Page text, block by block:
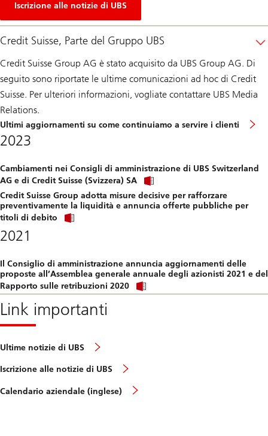
Iscrizione alle notizie di UBS
Credit Suisse, Parte del Gruppo UBS
Credit Suisse Group AG è stato acquisito da UBS Group AG. Di
seguito sono riportate le ultime comunicazioni ad hoc di Credit
Suisse. Per ulteriori informazioni, vogliate contattare UBS Media
Relations.
Ultimi aggiornamenti su come continuiamo a servire i clienti
2023
Cambiamenti nei Consigli di amministrazione di UBS Switzerland
AG e di Credit Suisse (Svizzera) SA
to
download
Credit Suisse Group adotta misure decisive per rafforzare
preventivamente la liquidità e annuncia offerte pubbliche per
titoli di debito
2021
Il Consiglio di amministrazione annuncia aggiornamenti delle
proposte all’Assemblea generale annuale degli azionisti 2021 e del
Rapporto sulle retribuzioni 2020
link
Link importanti
Ultime notizie di UBS
Iscrizione alle notizie di UBS
Calendario aziendale (inglese)